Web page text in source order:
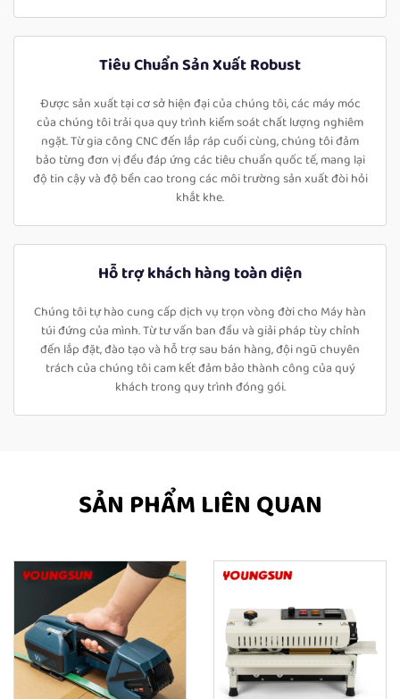
Tiêu Chuẩn Sản Xuất Robust
Được sản xuất tại cơ sở hiện đại của chúng tôi, các máy móc
của chúng tôi trải qua quy trình kiểm soát chất lượng nghiêm
ngặt. Từ gia công CNC đến lắp ráp cuối cùng, chúng tôi đảm
bảo từng đơn vị đều đáp ứng các tiêu chuẩn quốc tế, mang lại
độ tin cậy và độ bền cao trong các môi trường sản xuất đòi hỏi
khắt khe.
Hỗ trợ khách hàng toàn diện
Chúng tôi tự hào cung cấp dịch vụ trọn vòng đời cho Máy hàn
túi đứng của mình. Từ tư vấn ban đầu và giải pháp tùy chỉnh
đến lắp đặt, đào tạo và hỗ trợ sau bán hàng, đội ngũ chuyên
trách của chúng tôi cam kết đảm bảo thành công của quý
khách trong quy trình đóng gói.
SẢN PHẨM LIÊN QUAN